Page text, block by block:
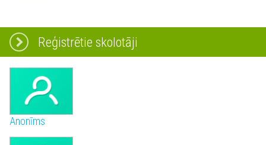
Reģistrētie skolotāji
Anonīms